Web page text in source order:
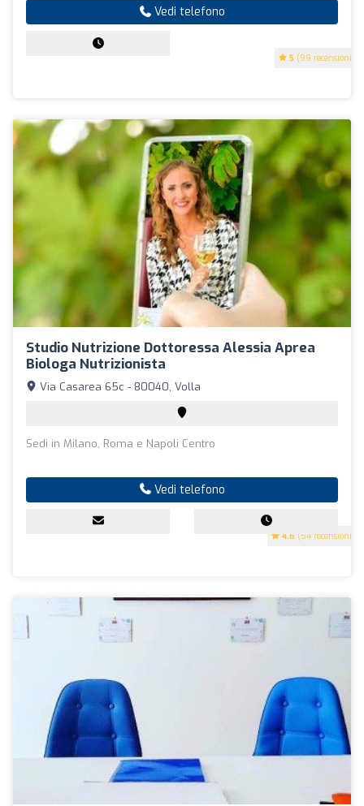
5 (99 recensioni)
Vedi telefono
Studio Nutrizione Dottoressa Alessia Aprea
Biologa Nutrizionista
4.6 (54 recensioni)
Via Casarea 65c - 80040, Volla
Sedi in Milano, Roma e Napoli Centro
Vedi telefono